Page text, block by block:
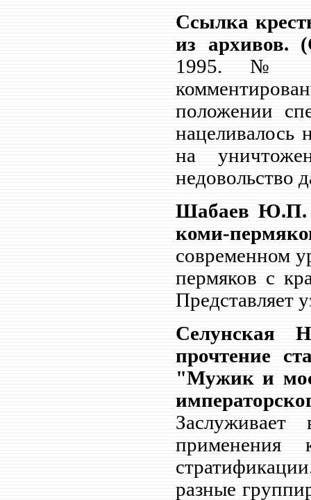
Ссылка
из архивов.
1995. №
положении
нацеливалось
на
недовольство
Шабаев Ю.П.
коми-
современном
пермяков с
Представляет
Селунская
прочтение
"Мужик и
Заслуживает
применения
разные